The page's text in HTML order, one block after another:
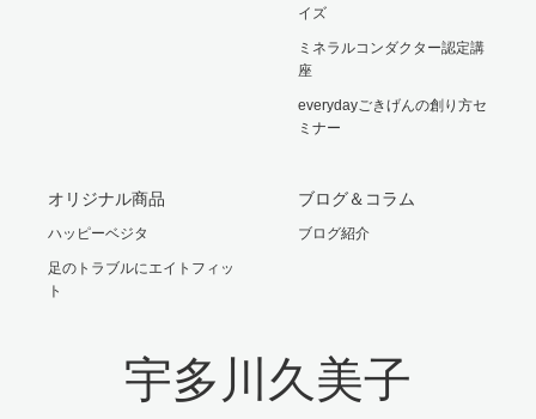
イズ
ミネラルコンダクター認定講
座
everydayごきげんの創り方セ
ミナー
オリジナル商品
ハッピーベジタ
足のトラブルにエイトフィッ
ト
ブログ＆コラム
ブログ紹介
宇多川久美子